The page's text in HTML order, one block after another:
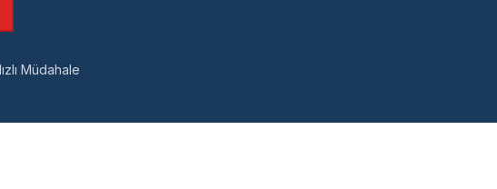
Müdahale